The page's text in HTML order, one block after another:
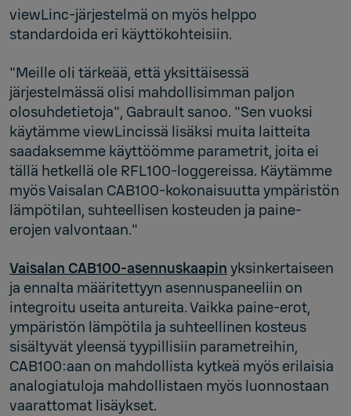
viewLinc-järjestelmä on myös helppo
standardoida eri käyttökohteisiin.
"Meille oli tärkeää, että yksittäisessä
järjestelmässä olisi mahdollisimman paljon
olosuhdetietoja", Gabrault sanoo. "Sen vuoksi
käytämme viewLincissä lisäksi muita laitteita
saadaksemme käyttöömme parametrit, joita ei
tällä hetkellä ole RFL100-loggereissa. Käytämme
myös Vaisalan CAB100-kokonaisuutta ympäristön
lämpötilan, suhteellisen kosteuden ja paine-
erojen valvontaan."
Vaisalan CAB100-asennuskaapin yksinkertaiseen
ja ennalta määritettyyn asennuspaneeliin on
integroitu useita antureita. Vaikka paine-erot,
ympäristön lämpötila ja suhteellinen kosteus
sisältyvät yleensä tyypillisiin parametreihin,
CAB100:aan on mahdollista kytkeä myös erilaisia
analogiatuloja mahdollistaen myös luonnostaan
vaarattomat lisäykset.